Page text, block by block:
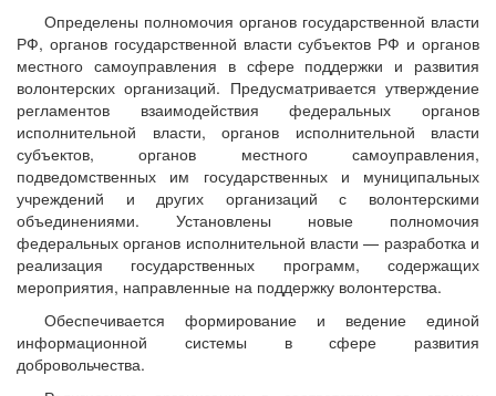
Определены полномочия органов государственной власти
РФ, органов государственной власти субъектов РФ и органов
местного самоуправления в сфере поддержки и развития
волонтерских организаций. Предусматривается утверждение
регламентов взаимодействия федеральных органов
исполнительной власти, органов исполнительной власти
субъектов, органов местного самоуправления,
подведомственных им государственных и муниципальных
учреждений и других организаций с волонтерскими
объединениями. Установлены новые полномочия
федеральных органов исполнительной власти — разработка и
реализация государственных программ, содержащих
мероприятия, направленные на поддержку волонтерства.
Обеспечивается формирование и ведение единой
информационной системы в сфере развития
добровольчества.